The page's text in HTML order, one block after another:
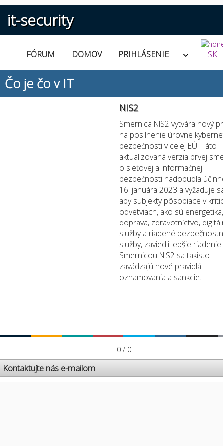
it-security
FÓRUM DOMOV PRIHLÁSENIE SK
Čo je čo v IT
NIS2
Smernica NIS2 vytvára nový
na posilnenie úrovne
bezpečnosti v celej EÚ. Táto
aktualizovaná verzia prvej
o sieťovej a informačnej
bezpečnosti nadobudla
16. januára 2023 a vyžaduje
aby subjekty pôsobiace v
odvetviach, ako sú energetika,
doprava, zdravotníctvo,
služby a riadené
služby, zaviedli lepšie riadenie
Smernicou NIS2 sa takisto
zavádzajú nové pravidlá
oznamovania a sankcie.
0 / 0
Kontaktujte nás e-mailom